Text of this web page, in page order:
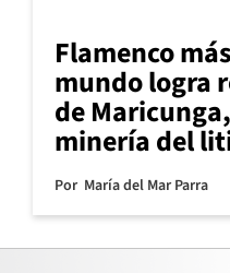
Flamenco
mundo logra
de
minería del
Por María del Mar Parra